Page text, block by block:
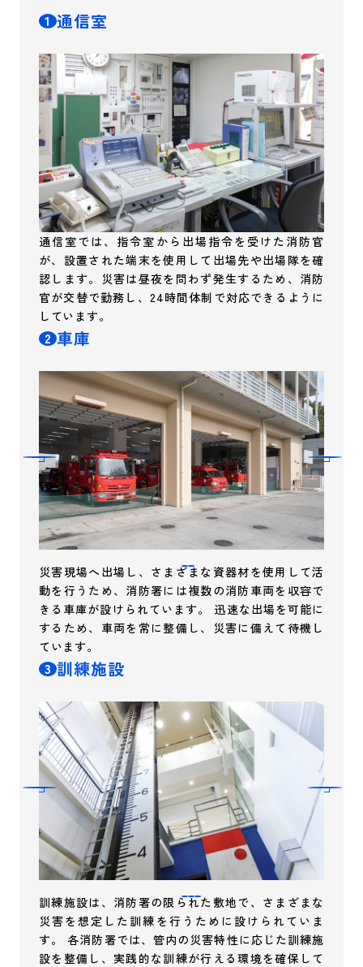
1 通信室
通信室では、指令室から出場指令を受けた消防官
が、設置された端末を使用して出場先や出場隊を確
認します。災害は昼夜を問わず発生するため、消防
官が交替で勤務し、24時間体制で対応できるように
しています。
2 車庫
災害現場へ出場し、さまざまな資器材を使用して活
動を行うため、消防署には複数の消防車両を収容で
きる車庫が設けられています。 迅速な出場を可能に
するため、車両を常に整備し、災害に備えて待機し
ています。
3 訓練施設
訓練施設は、消防署の限られた敷地で、さまざまな
災害を想定した訓練を行うために設けられていま
す。 各消防署では、管内の災害特性に応じた訓練施
設を整備し、実践的な訓練が行える環境を確保して